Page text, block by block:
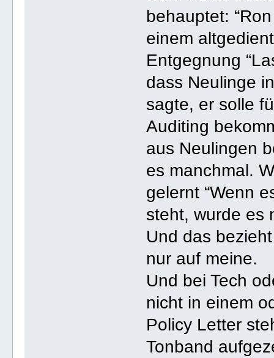
behauptet:
einem
Entgegnung
dass Neulinge
sagte, er solle
Auditing
aus Neulingen
es manchmal.
gelernt “Wenn
steht, wurde es
Und das
nur auf meine.
Und bei Tech
nicht in einem
Policy Letter
Tonband